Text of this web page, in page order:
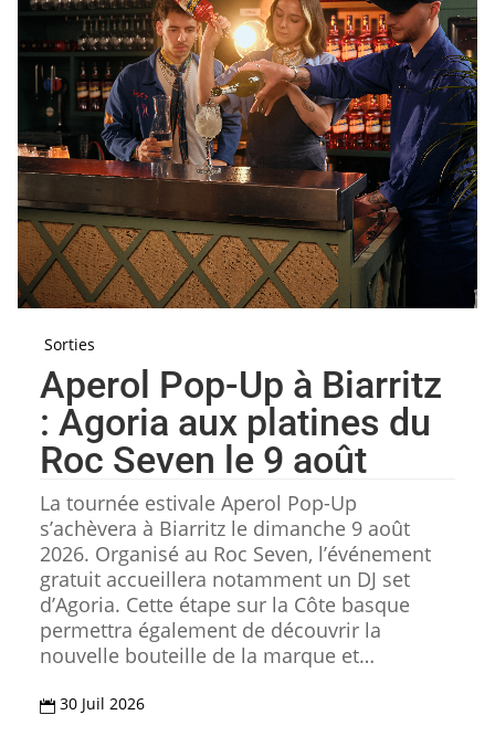
Sorties
Aperol Pop-Up à Biarritz
: Agoria aux platines du
Roc Seven le 9 août
La tournée estivale Aperol Pop-Up
s’achèvera à Biarritz le dimanche 9 août
2026. Organisé au Roc Seven, l’événement
gratuit accueillera notamment un DJ set
d’Agoria. Cette étape sur la Côte basque
permettra également de découvrir la
nouvelle bouteille de la marque et…
 30 Juil 2026